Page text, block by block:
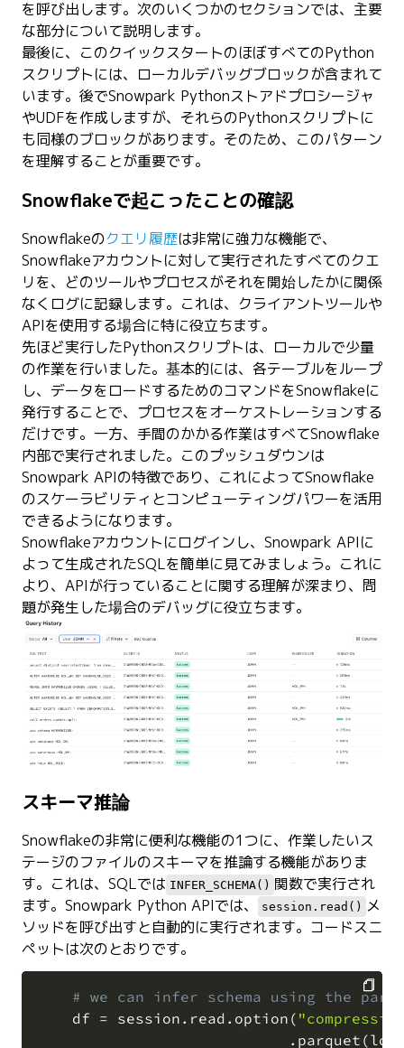
を呼び出します。次のいくつかのセクションでは、主要
な部分について説明します。
最後に、このクイックスタートのほぼすべてのPython
スクリプトには、ローカルデバッグブロックが含まれて
います。後でSnowpark Pythonストアドプロシージャ
やUDFを作成しますが、それらのPythonスクリプトに
も同様のブロックがあります。そのため、このパターン
を理解することが重要です。
Snowflakeで起こったことの確認
Snowflakeのクエリ履歴は非常に強力な機能で、
Snowflakeアカウントに対して実行されたすべてのクエ
リを、どのツールやプロセスがそれを開始したかに関係
なくログに記録します。これは、クライアントツールや
APIを使用する場合に特に役立ちます。
先ほど実行したPythonスクリプトは、ローカルで少量
の作業を行いました。基本的には、各テーブルをループ
し、データをロードするためのコマンドをSnowflakeに
発行することで、プロセスをオーケストレーションする
だけです。一方、手間のかかる作業はすべてSnowflake
内部で実行されました。このプッシュダウンは
Snowpark APIの特徴であり、これによってSnowflake
のスケーラビリティとコンピューティングパワーを活用
できるようになります。
Snowflakeアカウントにログインし、Snowpark APIに
よって生成されたSQLを簡単に見てみましょう。これに
より、APIが行っていることに関する理解が深まり、問
題が発生した場合のデバッグに役立ちます。
スキーマ推論
Snowflakeの非常に便利な機能の1つに、作業したいス
テージのファイルのスキーマを推論する機能がありま
す。これは、SQLでは INFER_SCHEMA() 関数で実行され
ます。Snowpark Python APIでは、
session.read() メ
ソッドを呼び出すと自動的に実行されます。コードスニ
ペットは次のとおりです。
# we can infer schema using the
    df
= session . read . option (
. parquet (
COPY